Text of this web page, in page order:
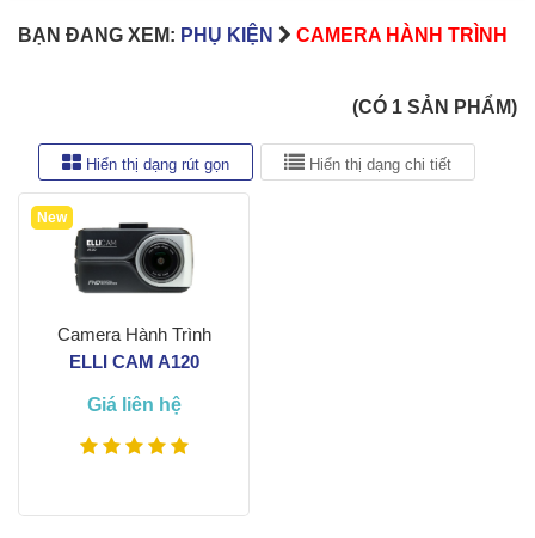
BẠN ĐANG XEM: PHỤ KIỆN CAMERA HÀNH TRÌNH
(CÓ 1 SẢN PHẨM)
Hiển thị dạng rút gọn Hiển thị dạng chi tiết
Camera Hành Trình
ELLI CAM A120
Giá liên hệ
New